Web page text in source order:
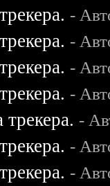
-
-
-
-
-
-
-